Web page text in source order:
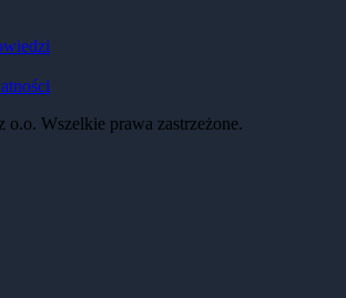
o.o. Wszelkie prawa zastrzeżone.